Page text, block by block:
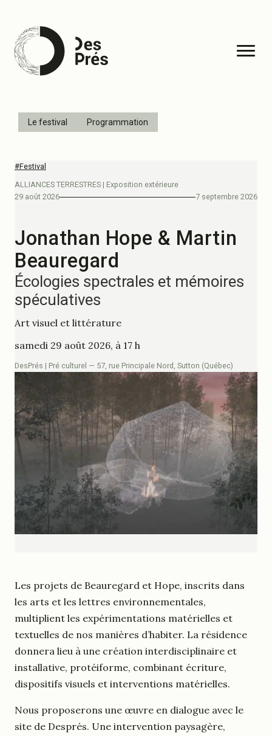
Le festival Programmation
#Festival
ALLIANCES TERRESTRES | Exposition extérieure
29 août 2026
7 septembre 2026
Jonathan Hope & Martin
Beauregard
Écologies spectrales et mémoires
spéculatives
Art visuel et littérature
samedi 29 août 2026, à 17 h
DesPrés | Pré culturel — 57, rue Principale Nord, Sutton (Québec)
Les projets de Beauregard et Hope, inscrits dans
les arts et les lettres environnementales,
multiplient les expérimentations matérielles et
textuelles de nos manières d’habiter. La résidence
donnera lieu à une création interdisciplinaire et
installative, protéiforme, combinant écriture,
dispositifs visuels et interventions matérielles.
Nous proposerons une œuvre en dialogue avec le
site de Després. Une intervention paysagère,